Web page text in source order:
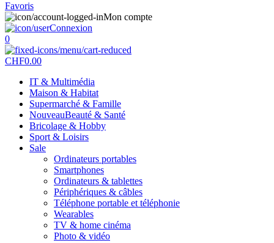
Favoris
Mon compte
Connexion
0
CHF0.00
IT & Multimédia
Maison & Habitat
Supermarché & Famille
NouveauBeauté & Santé
Bricolage & Hobby
Sport & Loisirs
Sale
Ordinateurs portables
Smartphones
Ordinateurs & tablettes
Périphériques & câbles
Téléphone portable et téléphonie
Wearables
TV & home cinéma
Photo & vidéo